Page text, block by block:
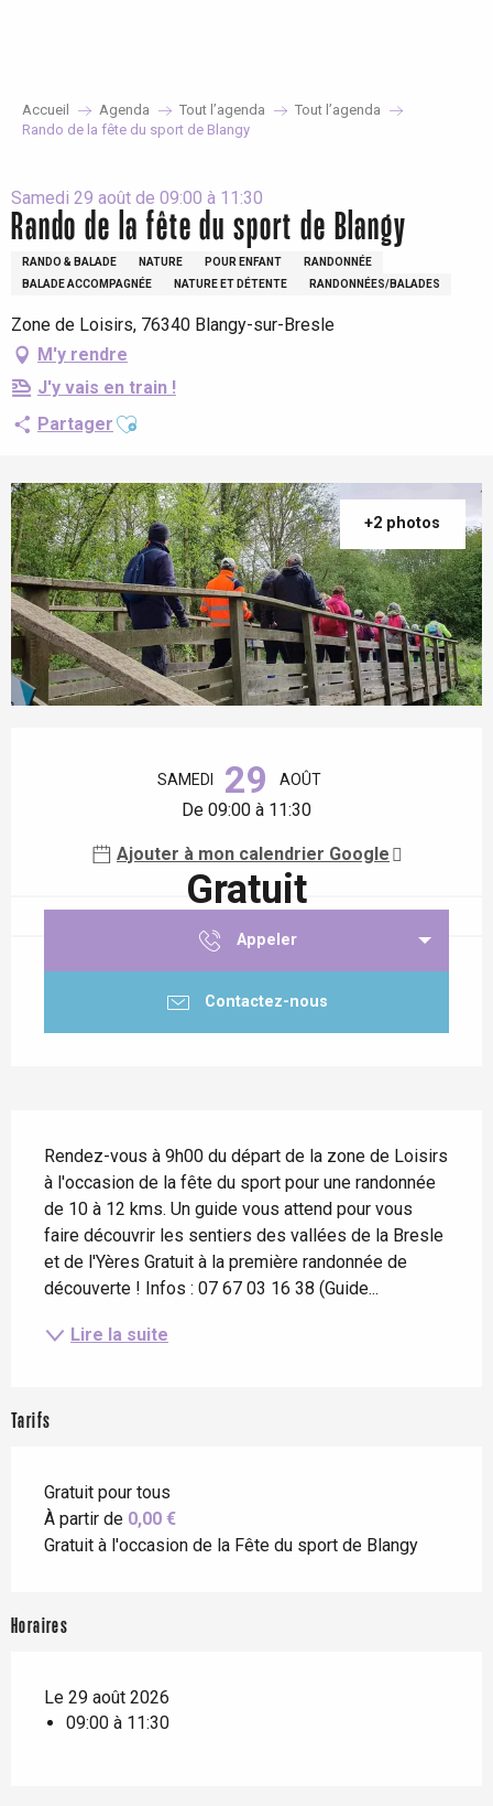
Accueil Agenda Tout l’agenda
Tout l’agenda
Rando de la fête du sport de Blangy
Samedi 29 août de 09:00 à 11:30
Rando de la fête du sport de Blangy
RANDO & BALADE NATURE POUR ENFANT
RANDONNÉE
BALADE ACCOMPAGNÉE
NATURE ET DÉTENTE RANDONNÉES/BALADES
Zone de Loisirs, 76340 Blangy-sur-Bresle
M'y rendre
J'y vais en train !
Partager Ajouter aux favoris
+2 photos
SAMEDI 29 AOÛT
De 09:00 à 11:30
Ajouter à mon calendrier Google
Gratuit
Appeler
Contactez-nous
Rendez-vous à 9h00 du départ de la zone de Loisirs
à l'occasion de la fête du sport pour une randonnée
de 10 à 12 kms. Un guide vous attend pour vous
faire découvrir les sentiers des vallées de la Bresle
et de l'Yères Gratuit à la première randonnée de
découverte ! Infos : 07 67 03 16 38 (Guide...
Lire la suite
Tarifs
Gratuit pour tous
À partir de 0,00 €
Gratuit à l'occasion de la Fête du sport de Blangy
Horaires
Le 29 août 2026
09:00 à 11:30